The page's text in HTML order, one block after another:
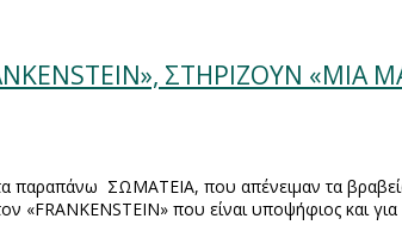
ΣΤΗΡΙΖΟΥΝ
παραπάνω ΣΩΜΑΤΕΙΑ, που απένειμαν τα
«FRANKENSTEIN» που είναι υποψήφιος και